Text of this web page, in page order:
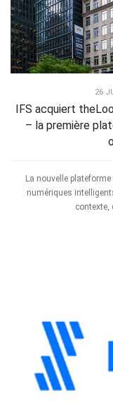
26
IFS acquiert
– la première
La nouvelle
numériques
contexte,